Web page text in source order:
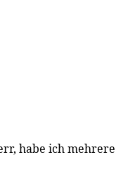
habe ich